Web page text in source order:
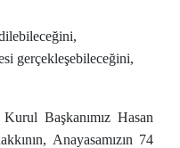
gerçekleşebileceğini,
Kurul Başkanımız Hasan
Anayasamızın 74